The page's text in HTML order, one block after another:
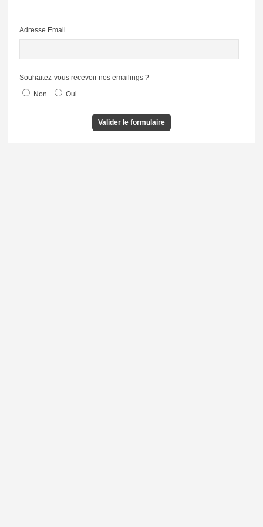
Adresse Email
Souhaitez-vous recevoir nos emailings ?
Non
Oui
Valider le formulaire